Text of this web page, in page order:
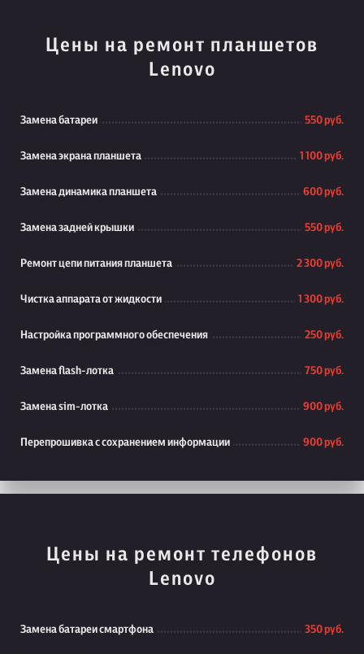
Цены на ремонт планшетов
Lenovo
Замена батареи 550 руб.
Замена экрана планшета 1 100 руб.
Замена динамика планшета 600 руб.
Замена задней крышки 550 руб.
Ремонт цепи питания планшета 2 300 руб.
Чистка аппарата от жидкости 1 300 руб.
Настройка программного обеспечения 250 руб.
Замена flash-лотка 750 руб.
Замена sim-лотка 900 руб.
Перепрошивка с сохранением информации 900 руб.
Цены на ремонт телефонов
Lenovo
Замена батареи смартфона 350 руб.